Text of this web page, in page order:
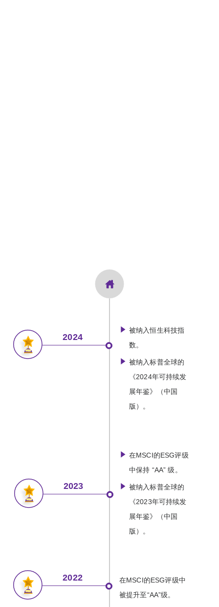
被纳入恒生科技指
数。
被纳入标普全球的
《2024年可持续发
展年鉴》（中国
版）。
2024
在MSCI的ESG评级
中保持 “AA” 级。
被纳入标普全球的
《2023年可持续发
展年鉴》（中国
版）。
2023
在MSCI的ESG评级中
被提升至“AA”级。
2022